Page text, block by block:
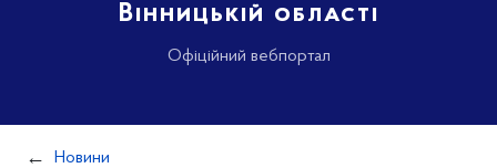
Вінницькій області
Офіційний вебпортал
Новини